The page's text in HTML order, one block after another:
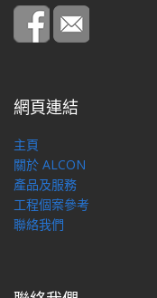
網頁連結
主頁
關於 ALCON
產品及服務
工程個案參考
聯絡我們